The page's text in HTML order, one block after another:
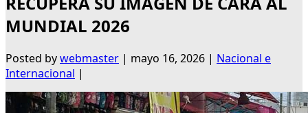
MUNDIAL 2026
Posted bywebmaster | mayo 16, 2026 | Nacional e
Internacional |